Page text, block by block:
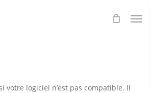
votre logiciel n’est pas compatible. Il